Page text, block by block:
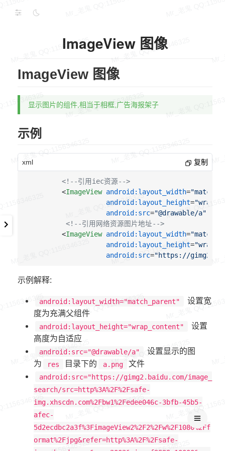
ImageView 图像
ImageView 图像
显示图片的组件,相当于相框,广告海报架子
示例
xml 复制
<!--引用iec资源-->
<ImageView android:layout_width=
android:layout_height=
android:src="@drawable/a"
<!--引用网络资源图片地址-->
<ImageView android:layout_width=
android:layout_height=
android:src="https://
示例解释:
android:layout_width="match_parent"
设置宽
度为充满父组件
android:layout_height="wrap_content"
设置
高度为自适应
android:src="@drawable/a"
设置显示的图
为
res 目录下的 a.png 文件
android:src="https://gimg2.baidu.com/image_
search/src=http%3A%2F%2Fsafe-
img.xhscdn.com%2Fbw1%2Fedee046c-3bfb-45b5-
afec-
5d2ecdbc2a3f%3FimageView2%2F2%2Fw%2F1080%2Ff
ormat%2Fjpg&refer=http%3A%2F%2Fsafe-